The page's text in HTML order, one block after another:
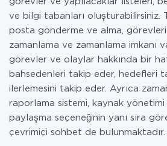
ve bilgi tabanları oluşturabilirsiniz.
posta gönderme ve alma,
zamanlama ve zamanlama imkanı
görevler ve olaylar hakkında bir
bahsedenleri takip eder, hedefleri
ilerlemesini takip eder. Ayrıca
raporlama sistemi, kaynak
paylaşma seçeneğinin yanı sıra
çevrimiçi sohbet de bulunmaktadır.